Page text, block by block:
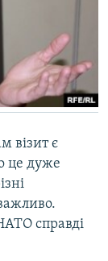
візит є
це дуже
справді